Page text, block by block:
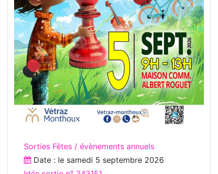
Sorties Fêtes / évènements annuels
Date : le samedi 5 septembre 2026